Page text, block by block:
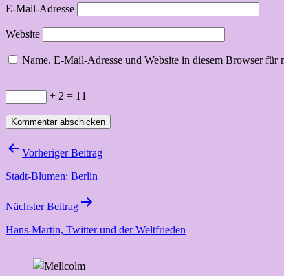
E-Mail-Adresse
Website
Name, E-Mail-Adresse und Website in diesem Browser für
+ 2 = 11
Beitragsnavigation
Vorheriger Beitrag
Stadt-Blumen: Berlin
Nächster Beitrag
Hans-Martin, Twitter und der Weltfrieden